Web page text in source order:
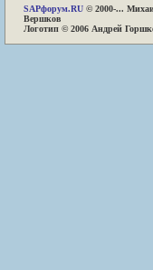
SAPфорум.RU © 2000-...
Вершков
Логотип © 2006 Андрей